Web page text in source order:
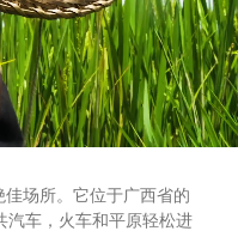
佳场所。它位于广西省的
汽车，火车和平原轻松进